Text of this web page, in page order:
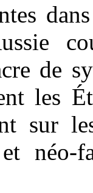
de
les
sur
néo-